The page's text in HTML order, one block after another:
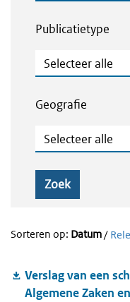
Publicatietype
Publicatietype
Geografie
Geografie
Zoek
Sorteren op: Datum/
Verslag van een
Algemene Zaken